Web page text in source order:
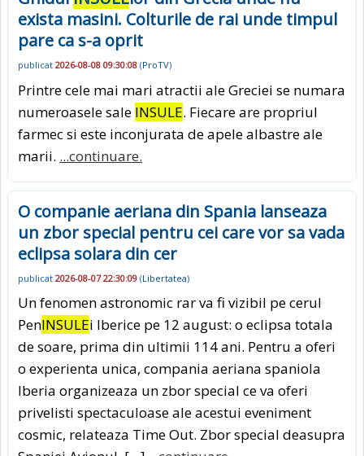
exista masini. Colturile de rai unde timpul
pare ca s-a oprit
publicat 2026-08-08 09:30:08 (ProTV)
Printre cele mai mari atractii ale Greciei se numara
numeroasele sale INSULE. Fiecare are propriul
farmec si este inconjurata de apele albastre ale
marii. ...continuare.
O companie aeriana din Spania lanseaza
un zbor special pentru cei care vor sa vada
eclipsa solara din cer
publicat 2026-08-07 22:30:09 (Libertatea)
Un fenomen astronomic rar va fi vizibil pe cerul
PenINSULEi Iberice pe 12 august: o eclipsa totala
de soare, prima din ultimii 114 ani. Pentru a oferi
o experienta unica, compania aeriana spaniola
Iberia organizeaza un zbor special ce va oferi
privelisti spectaculoase ale acestui eveniment
cosmic, relateaza Time Out. Zbor special deasupra